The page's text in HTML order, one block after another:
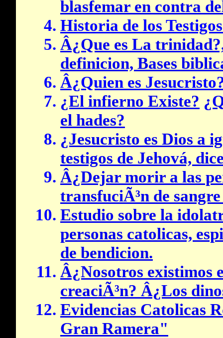
blasfemar en contra
Historia de los
Â¿Que es La
definicion, Bases
Â¿Quien es
¿El infierno Existe?
el hades?
¿Jesucristo es Dios a
testigos de Jehová,
Â¿Dejar morir a las
transfuciÃ³n de
Estudio sobre la
personas catolicas,
de bendicion.
Â¿Nosotros existimos
creaciÃ³n? Â¿Los
Evidencias Catolicas
Gran Ramera"